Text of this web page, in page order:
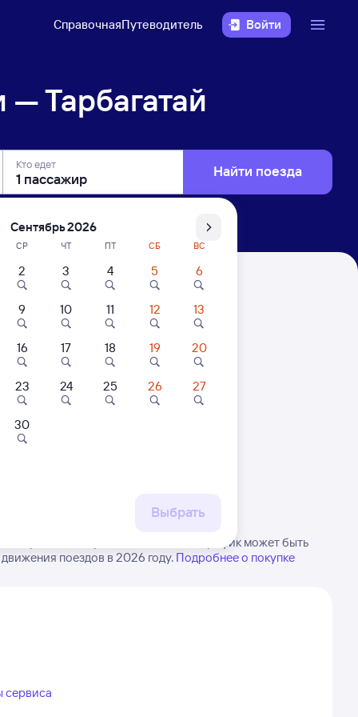
СправочнаяПутеводитель Войти
Тарбагатай
Кто едет Найти поезда
Тарбагатай. Будьте внимательны, график может быть
поездов в 2026 году. Подробнее о покупке
сервиса
Сентябрь 2026
СР ЧТ ПТ СБ ВС
2 3 4 5 6
9 10 11 12 13
16 17 18 19 20
23 24 25 26 27
30
Выбрать